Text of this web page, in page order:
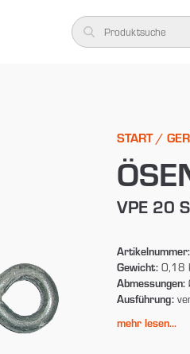
START/
VPE 20
Artikelnummer:
Gewicht:0,18
Abmessungen:
Ausführung:
mehr lesen...